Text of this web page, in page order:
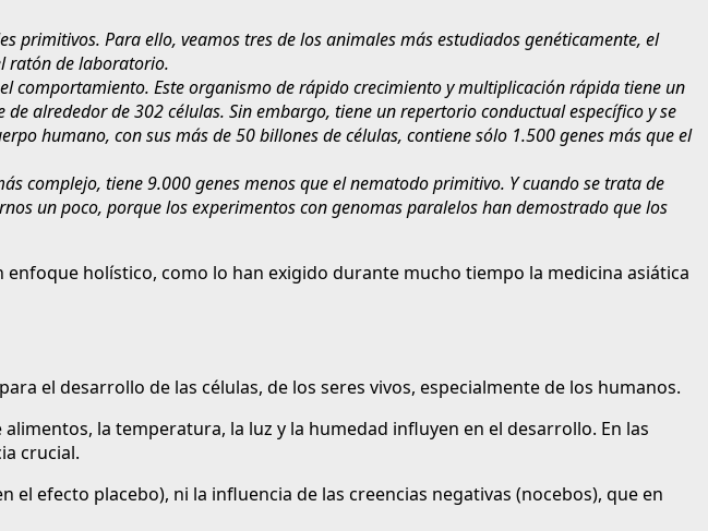
primitivos. Para ello, veamos tres de los animales más estudiados genéticamente, el
ratón de laboratorio.
comportamiento. Este organismo de rápido crecimiento y multiplicación rápida tiene un
alrededor de 302 células. Sin embargo, tiene un repertorio conductual específico y se
humano, con sus más de 50 billones de células, contiene sólo 1.500 genes más que el
complejo, tiene 9.000 genes menos que el nematodo primitivo. Y cuando se trata de
un poco, porque los experimentos con genomas paralelos han demostrado que los
holístico, como lo han exigido durante mucho tiempo la medicina asiática
el desarrollo de las células, de los seres vivos, especialmente de los humanos.
la temperatura, la luz y la humedad influyen en el desarrollo. En las
crucial.
efecto placebo), ni la influencia de las creencias negativas (nocebos), que en